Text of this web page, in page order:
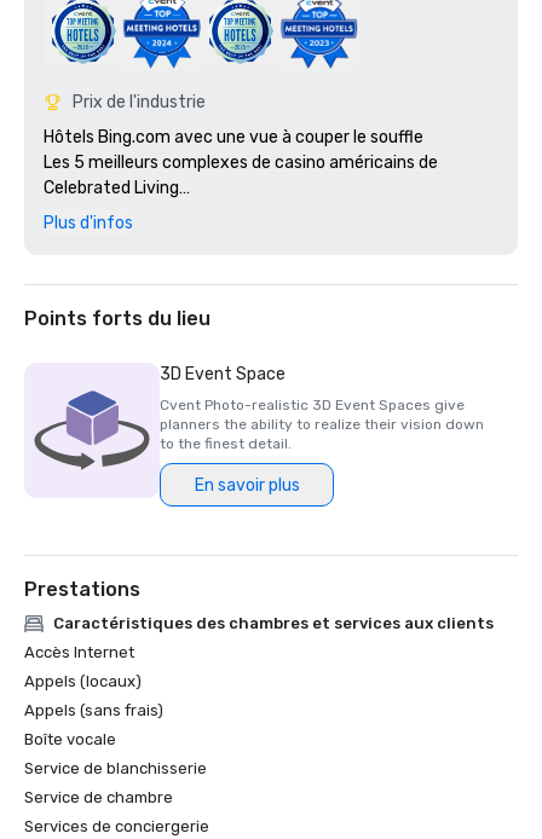
Prix de l'industrie
Hôtels Bing.com avec une vue à couper le souffle
Les 5 meilleurs complexes de casino américains de
Celebrated Living
Condé Nast Traveler : les meilleurs endroits où séjourner
Meilleure galerie d'art du Las Vegas Review Journal
Las Vegas Review Journal Best Strip Hotel
Orbitz Best in Stay
Debout ! L'hôtel le mieux voté par le magazine aux États-
Unis
Debout ! Magazine Value Award
La meilleure attraction de USA Today : les fontaines du
Plus d'infos
Points forts du lieu
3D Event Space
Cvent Photo-realistic 3D Event Spaces give
planners the ability to realize their vision down
to the finest detail.
En savoir plus
Prestations
Caractéristiques des chambres et services aux clients
Accès Internet
Appels (locaux)
Appels (sans frais)
Boîte vocale
Service de blanchisserie
Service de chambre
Services de conciergerie